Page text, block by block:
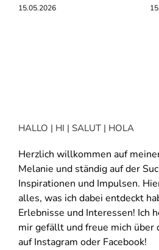
15.05.2026
HALLO | HI | SALUT | HOLA
Herzlich willkommen auf
Melanie und ständig auf der
Inspirationen und Impulsen.
alles, was ich dabei entdeckt
Erlebnisse und Interessen! Ich
mir gefällt und freue mich über
auf Instagram oder Facebook!